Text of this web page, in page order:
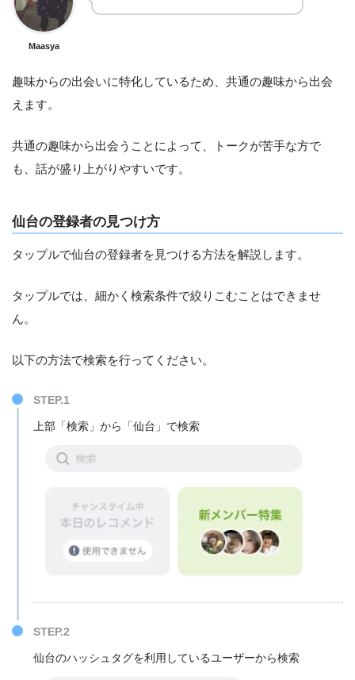
Maasya
趣味からの出会いに特化しているため、共通の趣味から出会
えます。
共通の趣味から出会うことによって、トークが苦手な方で
も、話が盛り上がりやすいです。
仙台の登録者の見つけ方
タップルで仙台の登録者を見つける方法を解説します。
タップルでは、細かく検索条件で絞りこむことはできませ
ん。
以下の方法で検索を行ってください。
STEP.1
上部「検索」から「仙台」で検索
STEP.2
仙台のハッシュタグを利用しているユーザーから検索